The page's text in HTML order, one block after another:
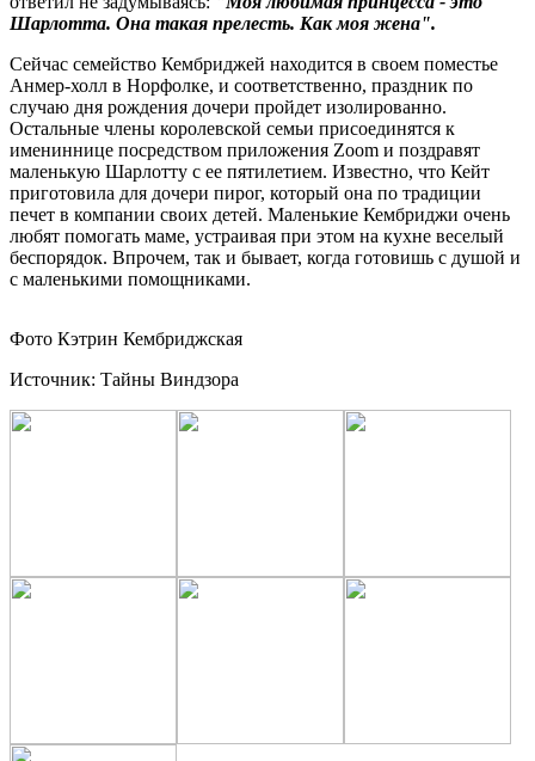
Шарлотта. Она такая прелесть. Как моя жена".
Сейчас семейство Кембриджей находится в своем поместье
Анмер-холл в Норфолке, и соответственно, праздник по
случаю дня рождения дочери пройдет изолированно.
Остальные члены королевской семьи присоединятся к
имениннице посредством приложения Zoom и поздравят
маленькую Шарлотту с ее пятилетием. Известно, что Кейт
приготовила для дочери пирог, который она по традиции
печет в компании своих детей. Маленькие Кембриджи очень
любят помогать маме, устраивая при этом на кухне веселый
беспорядок. Впрочем, так и бывает, когда готовишь с душой и
с маленькими помощниками.
Фото Кэтрин Кембриджская
Источник: Тайны Виндзора